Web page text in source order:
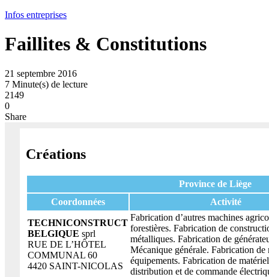
Infos entreprises
Faillites & Constitutions
21 septembre 2016
7 Minute(s) de lecture
2149
0
Share
Créations
Province de Liège
Coordonnées
Activité
TECHNICONSTRUCT
BELGIQUE sprl
RUE DE L’HÔTEL
COMMUNAL 60
4420 SAINT-NICOLAS
Fabrication d’autres machines
forestières. Fabrication de
métalliques. Fabrication de
Mécanique générale. Fabrication de
équipements. Fabrication de
distribution et de commande